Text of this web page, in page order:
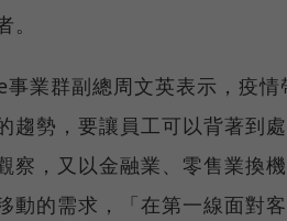
業群副總周文英表示，疫
趨勢，要讓員工可以背著到
察，又以金融業、零售業換
動的需求，「在第一線面對